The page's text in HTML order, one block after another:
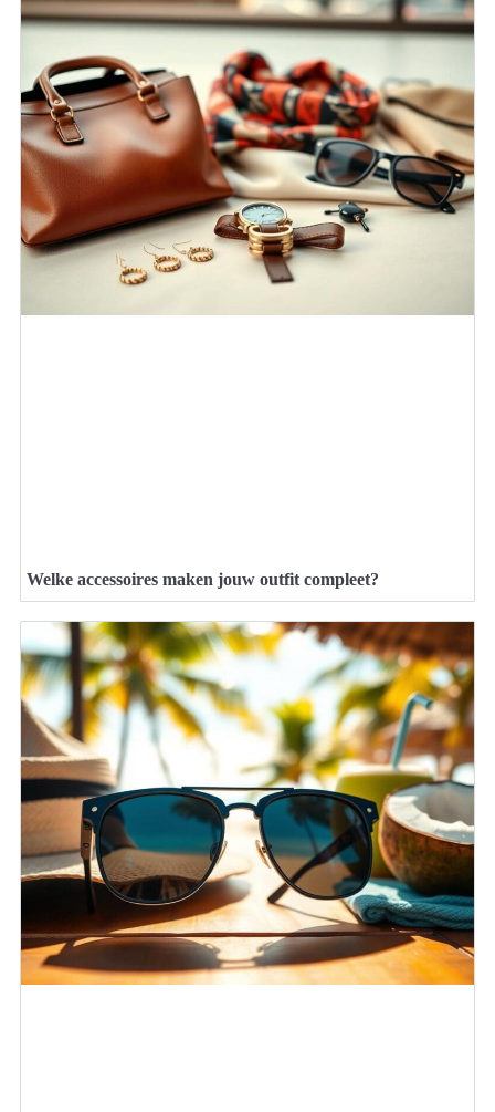
Welke accessoires maken jouw outfit compleet?